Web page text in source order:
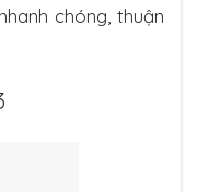
chóng, thuận